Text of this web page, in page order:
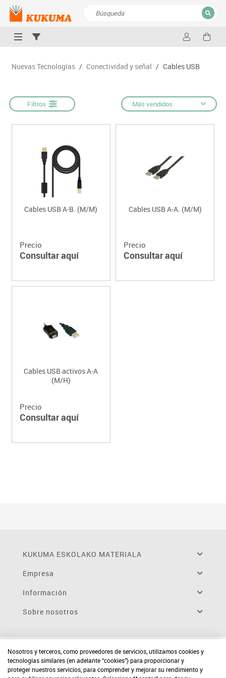
CERRAR
Nuevas Tecnologías / Conectividad y señal / Cables USB
Filtros Más vendidos
Cables USB A-B. (M/M)
Precio
Consultar aquí
Cables USB A-A. (M/M)
Precio
Consultar aquí
Cables USB activos A-A
(M/H)
Precio
Consultar aquí
KUKUMA ESKOLAKO MATERIALA
Empresa
Información
Sobre nosotros
Nosotros y terceros, como proveedores de servicios, utilizamos cookies y
tecnologías similares (en adelante “cookies”) para proporcionar y
proteger nuestros servicios, para comprender y mejorar su rendimiento y